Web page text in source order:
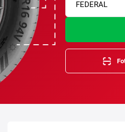
FEDERAL